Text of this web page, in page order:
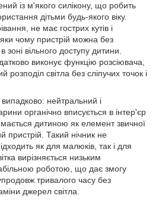
із м'якого силікону, що робить
дітьми будь-якого віку.
не має гострих кутів і
чому пристрій можна без
вільного доступу дитини.
виконує функцію розсіювача,
розподіл світла без сліпучих точок і
нейтральний і
органічно вписується в інтер'єр
дитиною як елемент звичної
пристрій. Такий нічник не
як для малюків, так і для
вирізняється низьким
роботою, що дає змогу
тривалого часу без
джерел світла.